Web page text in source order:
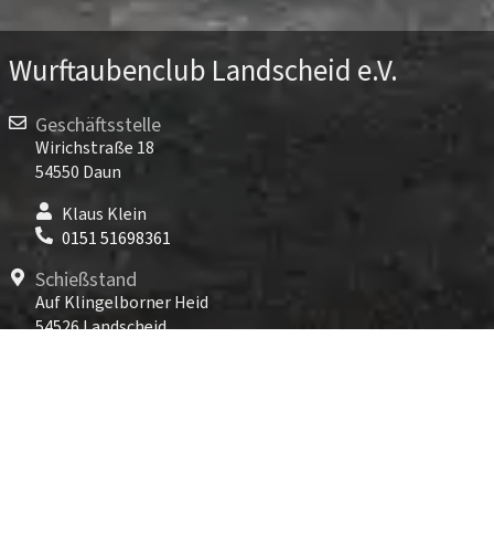
Wurftaubenclub Landscheid e.V.
Geschäftsstelle
Wirichstraße 18
54550 Daun
Klaus Klein
0151 51698361
Schießstand
Auf Klingelborner Heid
54526 Landscheid